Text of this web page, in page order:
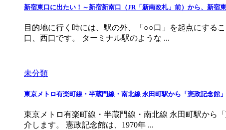
新宿東口に出たい！～新宿新南口（JR「新南改札」前）から、新宿
目的地に行く時には、駅の外、「○○口」を起点にする
口、西口です。 ターミナル駅のような ...
未分類
東京メトロ有楽町線・半蔵門線・南北線 永田町駅から「憲政記念館
東京メトロ有楽町線・半蔵門線・南北線 永田町駅から
介します。 憲政記念館は、1970年 ...